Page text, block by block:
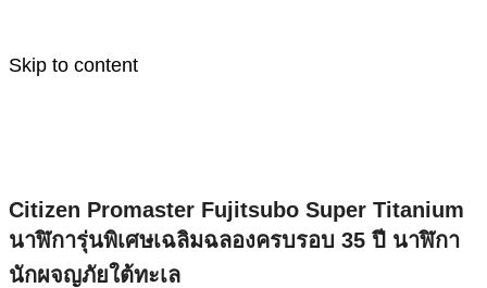
Skip to content
Citizen Promaster Fujitsubo Super Titanium
นาฬิการุ่นพิเศษเฉลิมฉลองครบรอบ 35 ปี นาฬิกา
นักผจญภัยใต้ทะเล